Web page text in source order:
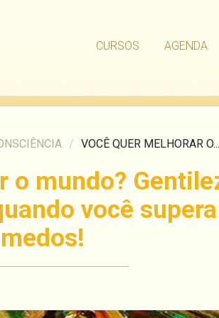
CURSOS AGENDA
/ VOCÊ QUER MELHORAR O...
o mundo?
você
medos!